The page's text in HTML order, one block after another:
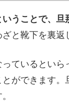
うことで、
と靴下を裏返
ているとい
ができます